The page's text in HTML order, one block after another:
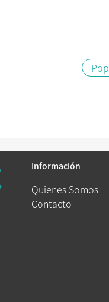
Pop
Información
Quienes Somos
Contacto